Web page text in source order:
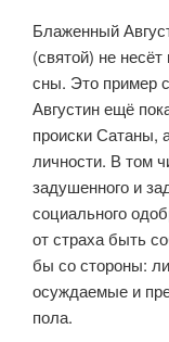
Блаженный
(святой) не
сны. Это пример
Августин ещё
происки Сатаны,
личности. В том
задушенного и
социального
от страха быть
бы со стороны:
осуждаемые и
пола.